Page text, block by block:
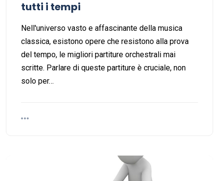
tutti i tempi
Nell'universo vasto e affascinante della musica
classica, esistono opere che resistono alla prova
del tempo, le migliori partiture orchestrali mai
scritte. Parlare di queste partiture è cruciale, non
solo per…